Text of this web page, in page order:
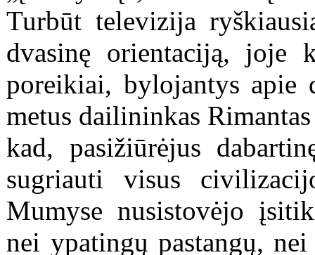
Turbūt televizija
dvasinę orientaciją, joje
poreikiai, bylojantys apie
metus dailininkas
kad, pasižiūrėjus
sugriauti visus
Mumyse nusistovėjo
nei ypatingų pastangų,